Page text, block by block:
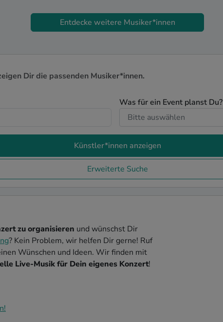
Entdecke weitere Musiker*innen
Dir die passenden Musiker*innen.
Was für ein Event planst Du?
Künstler*innen anzeigen
Erweiterte Suche
zu organisieren und wünschst Dir
? Kein Problem, wir helfen Dir gerne! Ruf
Wünschen und Ideen. Wir finden mit
Live-Musik für Dein eigenes Konzert!